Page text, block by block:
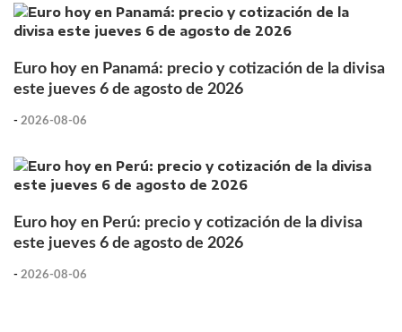
Euro hoy en Panamá: precio y cotización de la divisa
este jueves 6 de agosto de 2026
- 2026-08-06
Euro hoy en Perú: precio y cotización de la divisa
este jueves 6 de agosto de 2026
- 2026-08-06